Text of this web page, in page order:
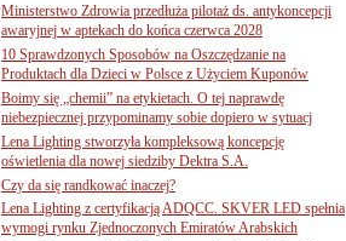
Ministerstwo Zdrowia przedłuża pilotaż ds. antykoncepcji
awaryjnej w aptekach do końca czerwca 2028
10 Sprawdzonych Sposobów na Oszczędzanie na
Produktach dla Dzieci w Polsce z Użyciem Kuponów
Boimy się „chemii” na etykietach. O tej naprawdę
niebezpiecznej przypominamy sobie dopiero w sytuacj
Lena Lighting stworzyła kompleksową koncepcję
oświetlenia dla nowej siedziby Dektra S.A.
Czy da się randkować inaczej?
Lena Lighting z certyfikacją ADQCC. SKVER LED spełnia
wymogi rynku Zjednoczonych Emiratów Arabskich